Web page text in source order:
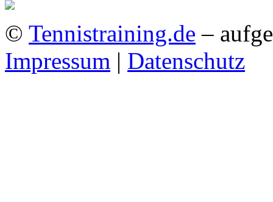
© Tennistraining.de –
Impressum | Datenschutz